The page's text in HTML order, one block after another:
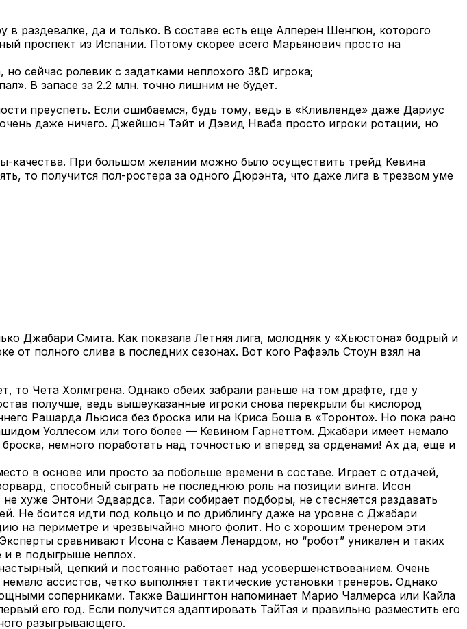
раздевалке, да и только. В составе есть еще Алперен Шенгюн, которого
проспект из Испании. Потому скорее всего Марьянович просто на
сейчас ролевик с задатками неплохого 3&D игрока;
В запасе за 2.2 млн. точно лишним не будет.
преуспеть. Если ошибаемся, будь тому, ведь в «Кливленде» даже Дариус
даже ничего. Джейшон Тэйт и Дэвид Нваба просто игроки ротации, но
качества. При большом желании можно было осуществить трейд Кевина
то получится пол-ростера за одного Дюрэнта, что даже лига в трезвом уме
Джабари Смита. Как показала Летняя лига, молодняк у «Хьюстона» бодрый и
полного слива в последних сезонах. Вот кого Рафаэль Стоун взял на
то Чета Холмгрена. Однако обеих забрали раньше на том драфте, где у
получше, ведь вышеуказанные игроки снова перекрыли бы кислород
Рашарда Льюиса без броска или на Криса Боша в «Торонто». Но пока рано
Уоллесом или того более — Кевином Гарнеттом. Джабари имеет немало
немного поработать над точностью и вперед за орденами! Ах да, еще и
в основе или просто за побольше времени в составе. Играет с отдачей,
способный сыграть не последнюю роль на позиции винга. Исон
хуже Энтони Эдвардса. Тари собирает подборы, не стесняется раздавать
Не боится идти под кольцо и по дриблингу даже на уровне с Джабари
на периметре и чрезвычайно много фолит. Но с хорошим тренером эти
сравнивают Исона с Каваем Ленардом, но “робот” уникален и таких
и в подыгрыше неплох.
цепкий и постоянно работает над усовершенствованием. Очень
ассистов, четко выполняет тактические установки тренеров. Однако
соперниками. Также Вашингтон напоминает Марио Чалмерса или Кайла
его год. Если получится адаптировать ТайТая и правильно разместить его
разыгрывающего.